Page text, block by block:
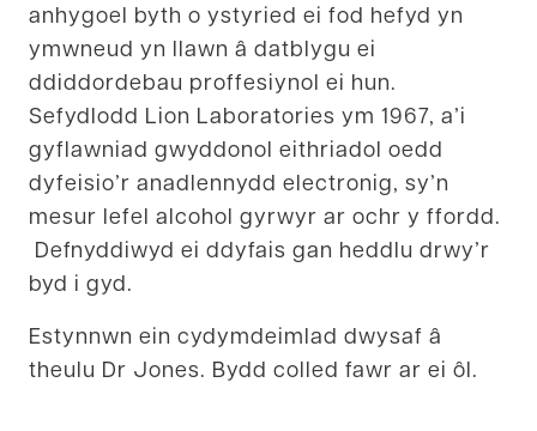
anhygoel byth o ystyried ei fod hefyd yn
ymwneud yn llawn â datblygu ei
ddiddordebau proffesiynol ei hun.
Sefydlodd Lion Laboratories ym 1967, a’i
gyflawniad gwyddonol eithriadol oedd
dyfeisio’r anadlennydd electronig, sy’n
mesur lefel alcohol gyrwyr ar ochr y ffordd.
Defnyddiwyd ei ddyfais gan heddlu drwy’r
byd i gyd.
Estynnwn ein cydymdeimlad dwysaf â
theulu Dr Jones. Bydd colled fawr ar ei ôl.